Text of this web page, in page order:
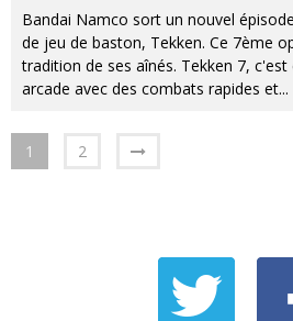
Bandai Namco sort un nouvel
de jeu de baston, Tekken. Ce 7ème
tradition de ses aînés. Tekken 7,
arcade avec des combats rapides et...
1 2